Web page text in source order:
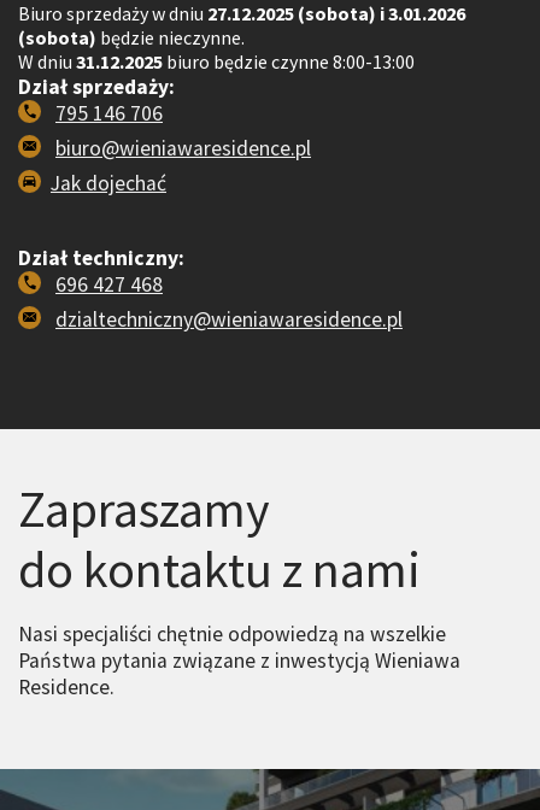
Biuro sprzedaży w dniu 27.12.2025 (sobota) i 3.01.2026
(sobota) będzie nieczynne.
W dniu 31.12.2025 biuro będzie czynne 8:00-13:00
Dział sprzedaży:
795 146 706
biuro@wieniawaresidence.pl
Jak dojechać
Dział techniczny:
696 427 468
dzialtechniczny@wieniawaresidence.pl
Zapraszamy
do kontaktu z nami
Nasi specjaliści chętnie odpowiedzą na wszelkie
Państwa pytania związane z inwestycją Wieniawa
Residence.